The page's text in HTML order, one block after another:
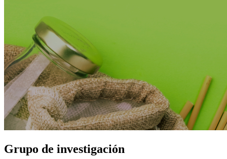
Grupo de investigación